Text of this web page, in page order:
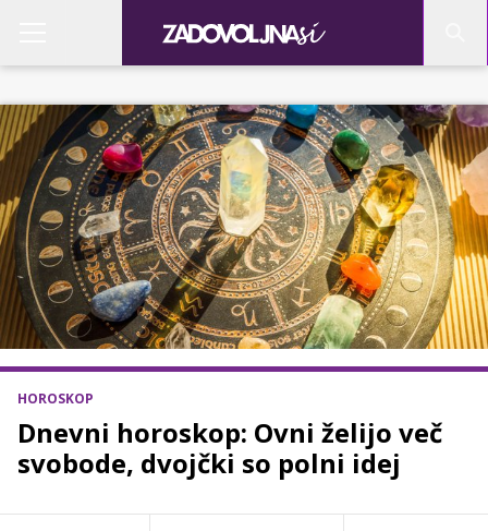
HOROSKOP
Dnevni horoskop: Ovni želijo več
svobode, dvojčki so polni idej